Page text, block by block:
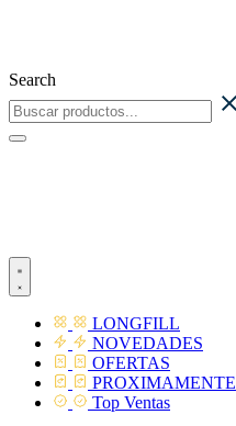
Search
LONGFILL
NOVEDADES
OFERTAS
PROXIMAMENTE
Top Ventas